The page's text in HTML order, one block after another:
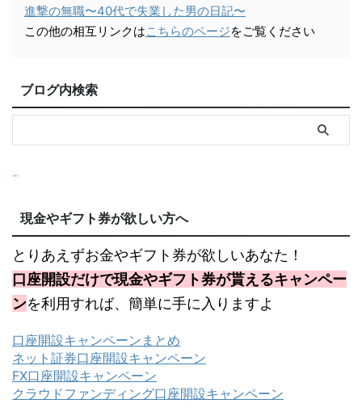
進撃の無職〜40代で失業した男の日記〜
この他の相互リンクはこちらのページをご覧ください
ブログ内検索
現金やギフト券が欲しい方へ
とりあえずお金やギフト券が欲しいあなた！
口座開設だけで現金やギフト券が貰えるキャンペー
ンを利用すれば、簡単に手に入りますよ
口座開設キャンペーンまとめ
ネット証券口座開設キャンペーン
FX口座開設キャンペーン
クラウドファンディング口座開設キャンペーン